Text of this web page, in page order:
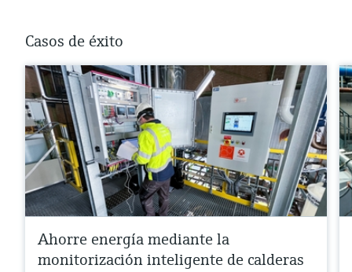
Casos de éxito
Ahorre energía mediante la
monitorización inteligente de calderas